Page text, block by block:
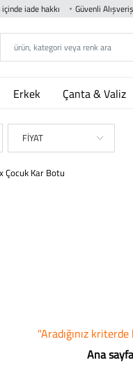
iade hakkı Güvenli Alışveriş
Erkek Çanta & Valiz
FİYAT
Çocuk Kar Botu
"Aradığınız
Ana